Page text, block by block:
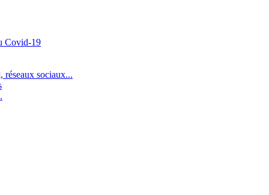
Covid-19
réseaux sociaux...